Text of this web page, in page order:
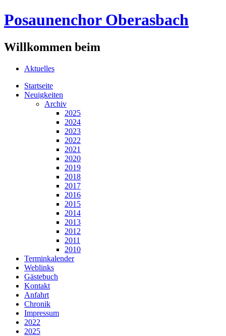
Posaunenchor Oberasbach
Willkommen beim
Aktuelles
Startseite
Neuigkeiten
Archiv
2025
2024
2023
2022
2021
2020
2019
2018
2017
2016
2015
2014
2013
2012
2011
2010
Terminkalender
Weblinks
Gästebuch
Kontakt
Anfahrt
Chronik
Impressum
2022
2025